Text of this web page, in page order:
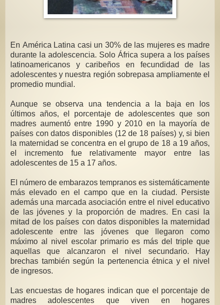
En América Latina casi un 30% de las mujeres es madre
durante la adolescencia. Solo África supera a los países
latinoamericanos y caribeños en fecundidad de las
adolescentes y nuestra región sobrepasa ampliamente el
promedio mundial.
Aunque se observa una tendencia a la baja en los
últimos años, el porcentaje de adolescentes que son
madres aumentó entre 1990 y 2010 en la mayoría de
países con datos disponibles (12 de 18 países) y, si bien
la maternidad se concentra en el grupo de 18 a 19 años,
el incremento fue relativamente mayor entre las
adolescentes de 15 a 17 años.
El número de embarazos tempranos es sistemáticamente
más elevado en el campo que en la ciudad. Persiste
además una marcada asociación entre el nivel educativo
de las jóvenes y la proporción de madres. En casi la
mitad de los países con datos disponibles la maternidad
adolescente entre las jóvenes que llegaron como
máximo al nivel escolar primario es más del triple que
aquellas que alcanzaron el nivel secundario. Hay
brechas también según la pertenencia étnica y el nivel
de ingresos.
Las encuestas de hogares indican que el porcentaje de
madres adolescentes que viven en hogares